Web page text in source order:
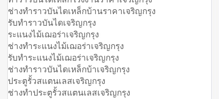
ช่างทำราวบันไดเหล็กบ้านราคาเจริญกรุง
รับทำราวบันไดเจริญกรุง
ระแนงไม้เฌอร่าเจริญกรุง
ช่างทำระแนงไม้เฌอร่าเจริญกรุง
รับทำระแนงไม้เฌอร่าเจริญกรุง
ช่างทำราวบันไดเหล็กบ้าเจริญกรุง
ประตูรั้วสแตนเลสเจริญกรุง
ช่างทำประตูรั้วสแตนเลสเจริญกรุง